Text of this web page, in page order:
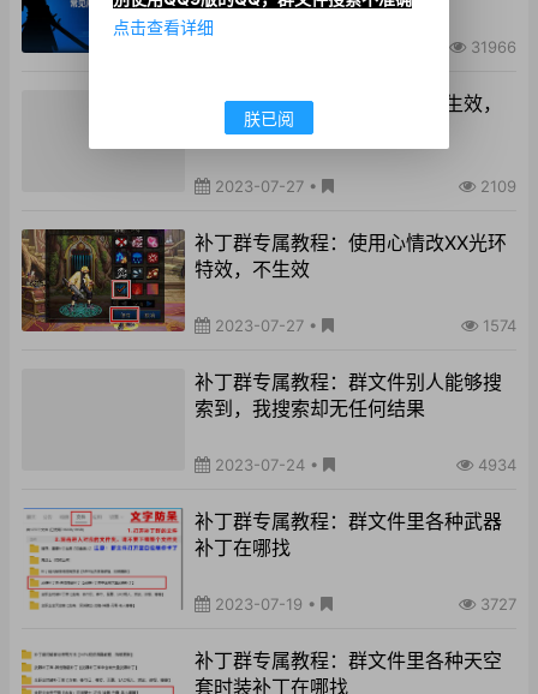
31966
补丁群专属教程：字体补丁不生效，
如何设置默认字体
2023-07-27 • 2109
补丁群专属教程：使用心情改XX光环
特效，不生效
2023-07-27 • 1574
补丁群专属教程：群文件别人能够搜
索到，我搜索却无任何结果
2023-07-24 • 4934
补丁群专属教程：群文件里各种武器
补丁在哪找
2023-07-19 • 3727
补丁群专属教程：群文件里各种天空
套时装补丁在哪找
点击查看详细
朕已阅